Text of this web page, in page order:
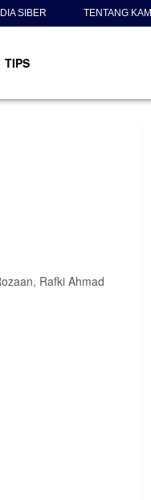
SIBER TENTANG KAMI
TIPS
Rafki Ahmad